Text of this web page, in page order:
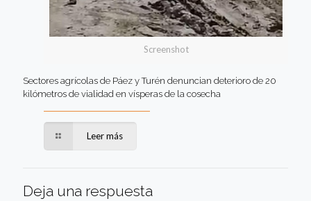
Screenshot
Sectores agrícolas de Páez y Turén denuncian deterioro de 20
kilómetros de vialidad en vísperas de la cosecha
Leer más
Deja una respuesta